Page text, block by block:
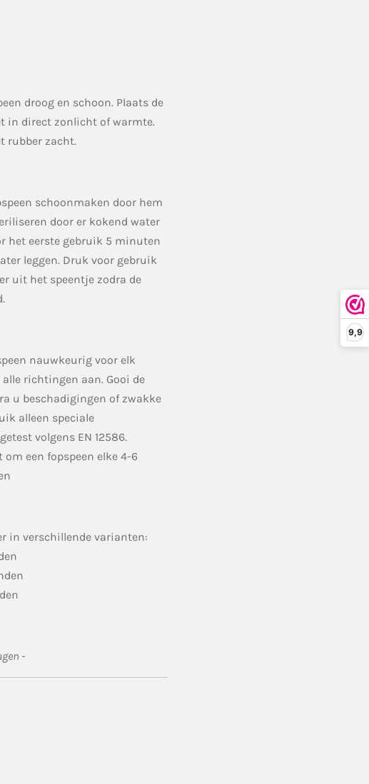
9,9
droog en schoon. Plaats de
in direct zonlicht of warmte.
rubber zacht.
schoonmaken door hem
door er kokend water
het eerste gebruik 5 minuten
leggen. Druk voor gebruik
uit het speentje zodra de
nauwkeurig voor elk
alle richtingen aan. Gooi de
u beschadigingen of zwakke
alleen speciale
volgens EN 12586.
om een fopspeen elke 4-6
in verschillende varianten:
-